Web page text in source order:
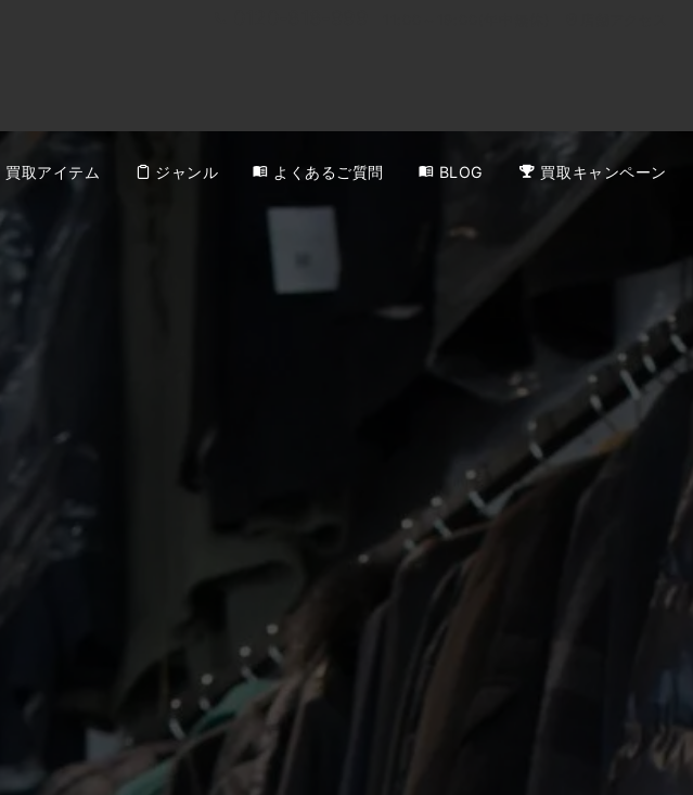
買取アイテム ジャンル よくあるご質問 BLOG 買取キャンペーン